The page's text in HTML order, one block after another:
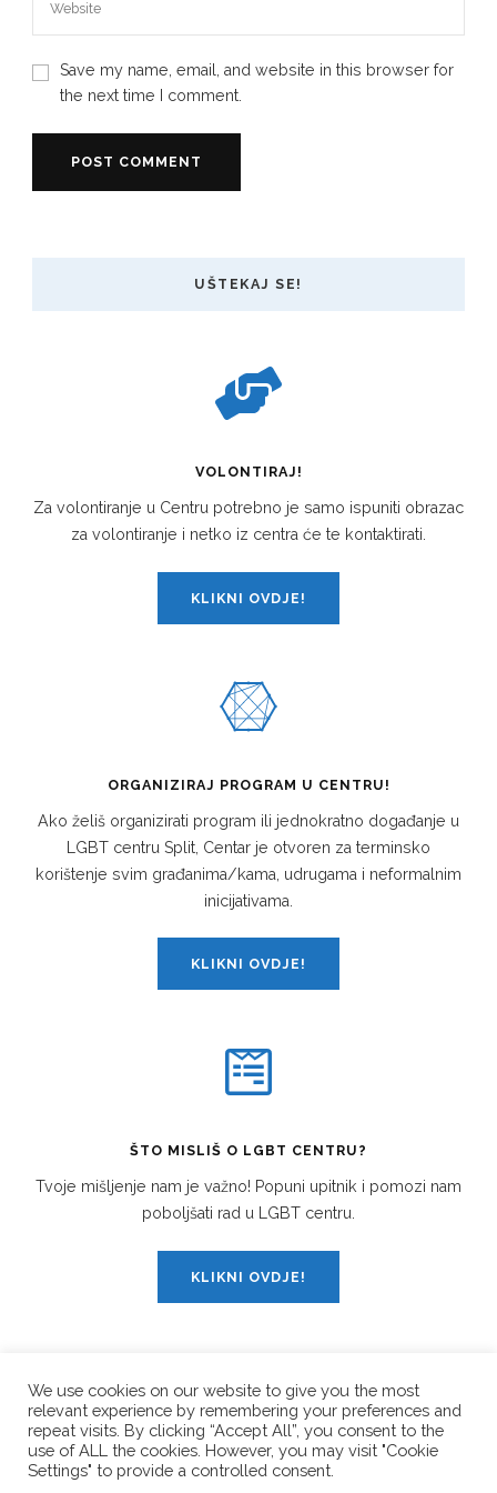
Save my name, email, and website in this browser for
the next time I comment.
UŠTEKAJ SE!
VOLONTIRAJ!
Za volontiranje u Centru potrebno je samo ispuniti obrazac
za volontiranje i netko iz centra će te kontaktirati.
KLIKNI OVDJE!
ORGANIZIRAJ PROGRAM U CENTRU!
Ako želiš organizirati program ili jednokratno događanje u
LGBT centru Split, Centar je otvoren za terminsko
korištenje svim građanima/kama, udrugama i neformalnim
inicijativama.
KLIKNI OVDJE!
ŠTO MISLIŠ O LGBT CENTRU?
Tvoje mišljenje nam je važno! Popuni upitnik i pomozi nam
poboljšati rad u LGBT centru.
KLIKNI OVDJE!
PRATI NAS!
© Copyright 2026 LGBT Centar Split. All Rights Reserved.
We use cookies on our website to give you the most
relevant experience by remembering your preferences and
repeat visits. By clicking “Accept All”, you consent to the
use of ALL the cookies. However, you may visit "Cookie
Settings" to provide a controlled consent.